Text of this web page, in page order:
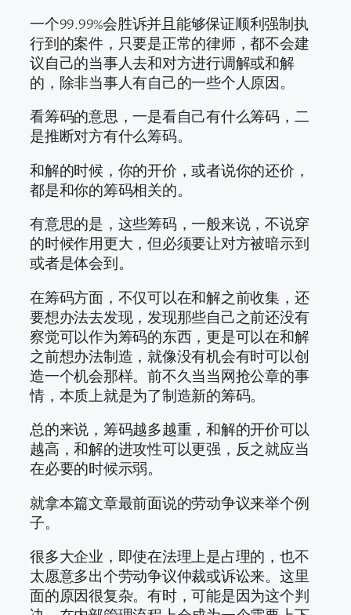
一个99.99%会胜诉并且能够保证顺利强制执
行到的案件，只要是正常的律师，都不会建
议自己的当事人去和对方进行调解或和解
的，除非当事人有自己的一些个人原因。
看筹码的意思，一是看自己有什么筹码，二
是推断对方有什么筹码。
和解的时候，你的开价，或者说你的还价，
都是和你的筹码相关的。
有意思的是，这些筹码，一般来说，不说穿
的时候作用更大，但必须要让对方被暗示到
或者是体会到。
在筹码方面，不仅可以在和解之前收集，还
要想办法去发现，发现那些自己之前还没有
察觉可以作为筹码的东西，更是可以在和解
之前想办法制造，就像没有机会有时可以创
造一个机会那样。前不久当当网抢公章的事
情，本质上就是为了制造新的筹码。​
总的来说，筹码越多越重，和解的开价可以
越高，和解的进攻性可以更强，反之就应当
在必要的时候示弱。
就拿本篇文章最前面说的劳动争议来举个例
子。
很多大企业，即使在法理上是占理的，也不
太愿意多出个劳动争议仲裁或诉讼来。这里
面的原因很复杂。有时，可能是因为这个判